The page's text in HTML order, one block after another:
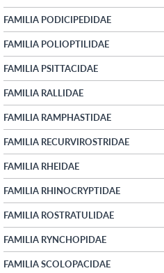
FAMILIA PODICIPEDIDAE
FAMILIA POLIOPTILIDAE
FAMILIA PSITTACIDAE
FAMILIA RALLIDAE
FAMILIA RAMPHASTIDAE
FAMILIA RECURVIROSTRIDAE
FAMILIA RHEIDAE
FAMILIA RHINOCRYPTIDAE
FAMILIA ROSTRATULIDAE
FAMILIA RYNCHOPIDAE
FAMILIA SCOLOPACIDAE